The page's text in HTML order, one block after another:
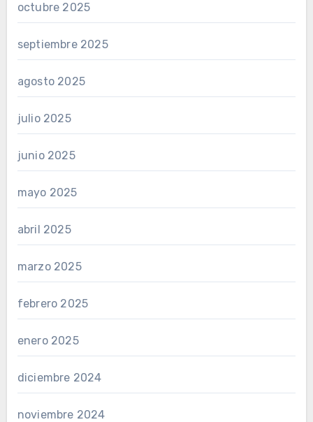
octubre 2025
septiembre 2025
agosto 2025
julio 2025
junio 2025
mayo 2025
abril 2025
marzo 2025
febrero 2025
enero 2025
diciembre 2024
noviembre 2024